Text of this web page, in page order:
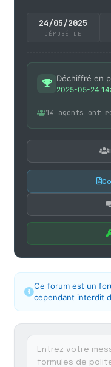
24/05/2025
DÉPOSÉ LE
Déchiffré en
2025-05-24
14 agents ont
Ce forum est un
cependant interdit